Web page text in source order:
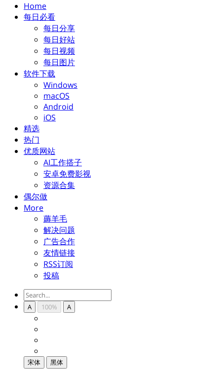
Home
每日必看
每日分享
每日好站
每日视频
每日图片
软件下载
Windows
macOS
Android
iOS
精选
热门
优质网站
AI工作搭子
安卓免费影视
资源合集
偶尔做
More
薅羊毛
解决问题
广告合作
友情链接
RSS订阅
投稿
A 100% A
宋体 黑体